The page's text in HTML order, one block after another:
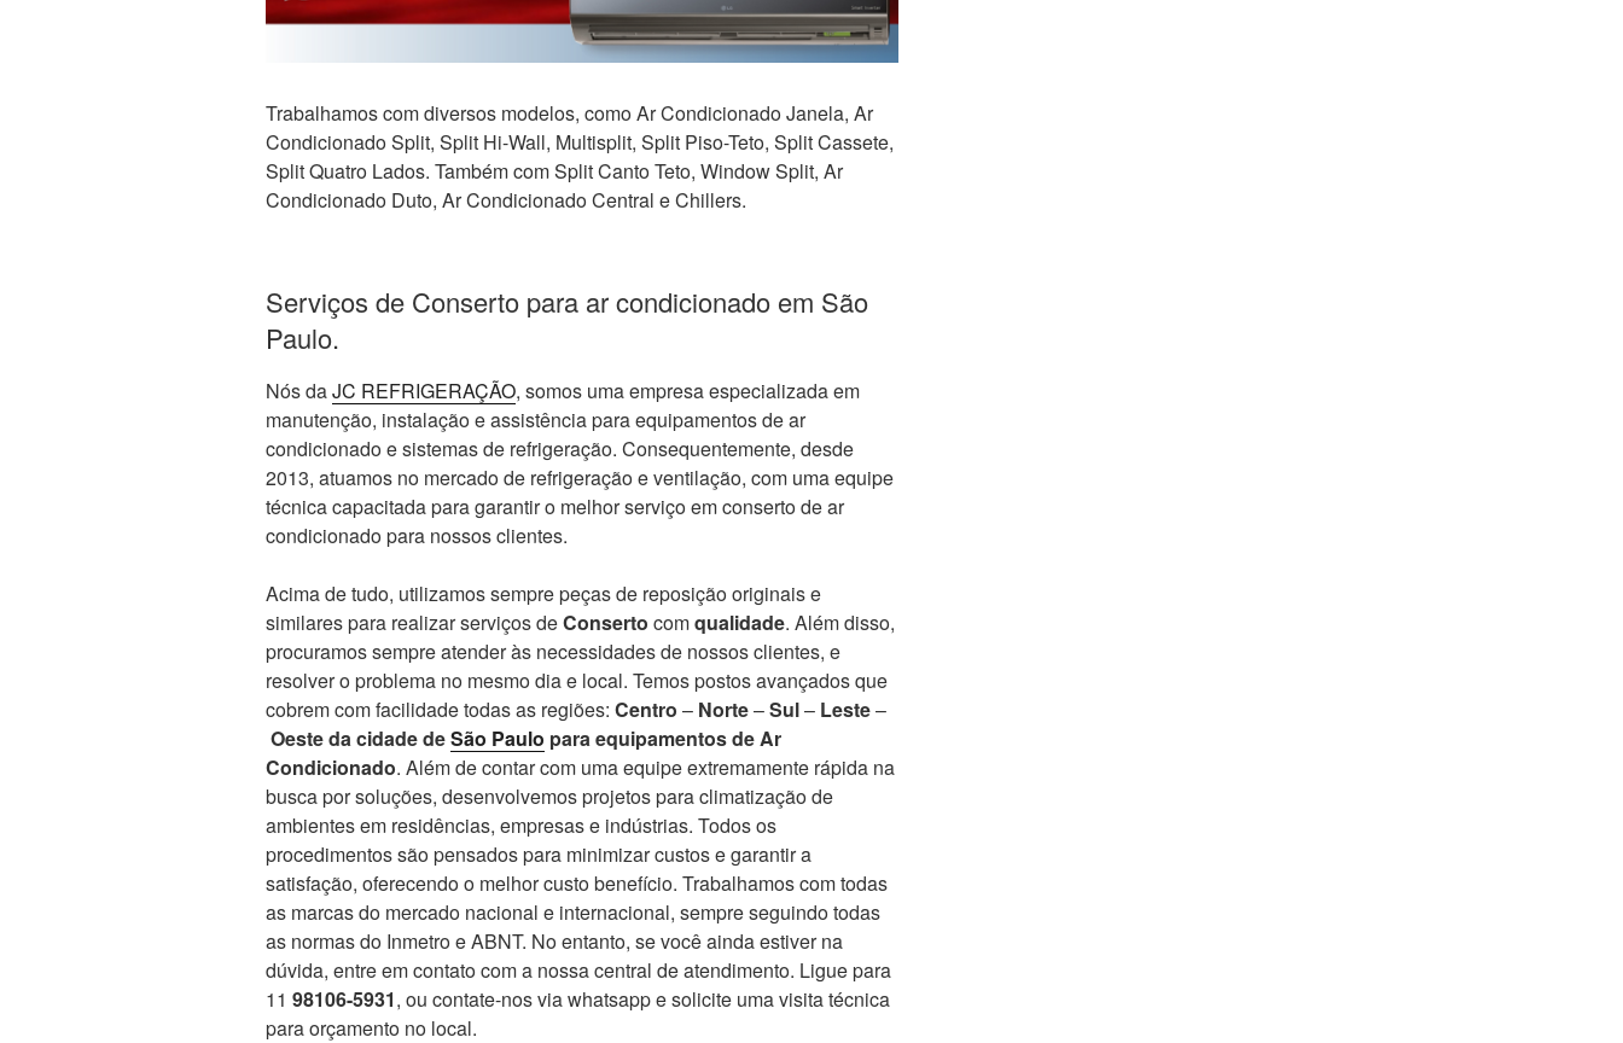
Trabalhamos com diversos modelos, como Ar Condicionado Janela, Ar
Condicionado Split, Split Hi-Wall, Multisplit, Split Piso-Teto, Split Cassete,
Split Quatro Lados. Também com Split Canto Teto, Window Split, Ar
Condicionado Duto, Ar Condicionado Central e Chillers.
Serviços de Conserto para ar condicionado em São
Paulo.
Nós daJC REFRIGERAÇÃO, somos uma empresa especializada em
manutenção, instalação e assistência para equipamentos de ar
condicionado e sistemas de refrigeração. Consequentemente, desde
2013, atuamos no mercado de refrigeração e ventilação, com uma equipe
técnica capacitada para garantir o melhor serviço em conserto de ar
condicionado para nossos clientes.
Acima de tudo, utilizamos sempre peças de reposição originais e
similares para realizar serviços deConserto comqualidade. Além disso,
procuramos sempre atender às necessidades de nossos clientes, e
resolver o problema no mesmo dia e local. Temos postos avançados que
cobrem com facilidade todas as regiões: Centro – Norte–Sul– Leste–
Oeste da cidade deSão Paulo para equipamentos de Ar
Condicionado. Além de contar com uma equipe extremamente rápida na
busca por soluções, desenvolvemos projetos para climatização de
ambientes em residências, empresas e indústrias. Todos os
procedimentos são pensados para minimizar custos e garantir a
satisfação, oferecendo o melhor custo benefício. Trabalhamos com todas
as marcas do mercado nacional e internacional, sempre seguindo todas
as normas do Inmetro e ABNT. No entanto, se você ainda estiver na
dúvida, entre em contato com a nossa central de atendimento. Ligue para
11 98106-5931, ou contate-nos via whatsapp e solicite uma visita técnica
para orçamento no local.